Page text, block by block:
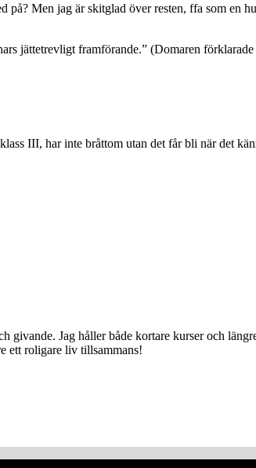
Men jag är skitglad över resten, ffa som en
jättetrevligt framförande.” (Domaren
III, har inte bråttom utan det får bli när det
Jag håller både kortare kurser och
ett roligare liv tillsammans!